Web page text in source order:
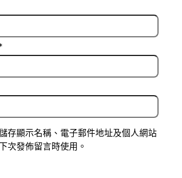
存顯示名稱、電子郵件地址及個人網站
次發佈留言時使用。